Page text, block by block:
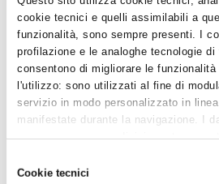
cookie tecnici e quelli assimilabili a
funzionalità, sono sempre presenti. I
profilazione e le analoghe tecnologie di
consentono di migliorare le
l'utilizzo: sono utilizzati al fine di
servizio in modo personalizzato in
manifestate durante la navigazione. I
possono essere condivisi con terze
cookie cliccare su "Accetta tutti i
delCookie tecnici
GLI APPALTI PUBBLICI E LA